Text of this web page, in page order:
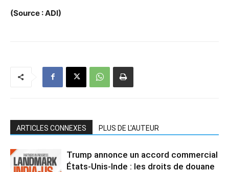
(Source : ADI)
ARTICLES CONNEXES PLUS DE L'AUTEUR
Trump annonce un accord commercial
États-Unis-Inde : les droits de douane